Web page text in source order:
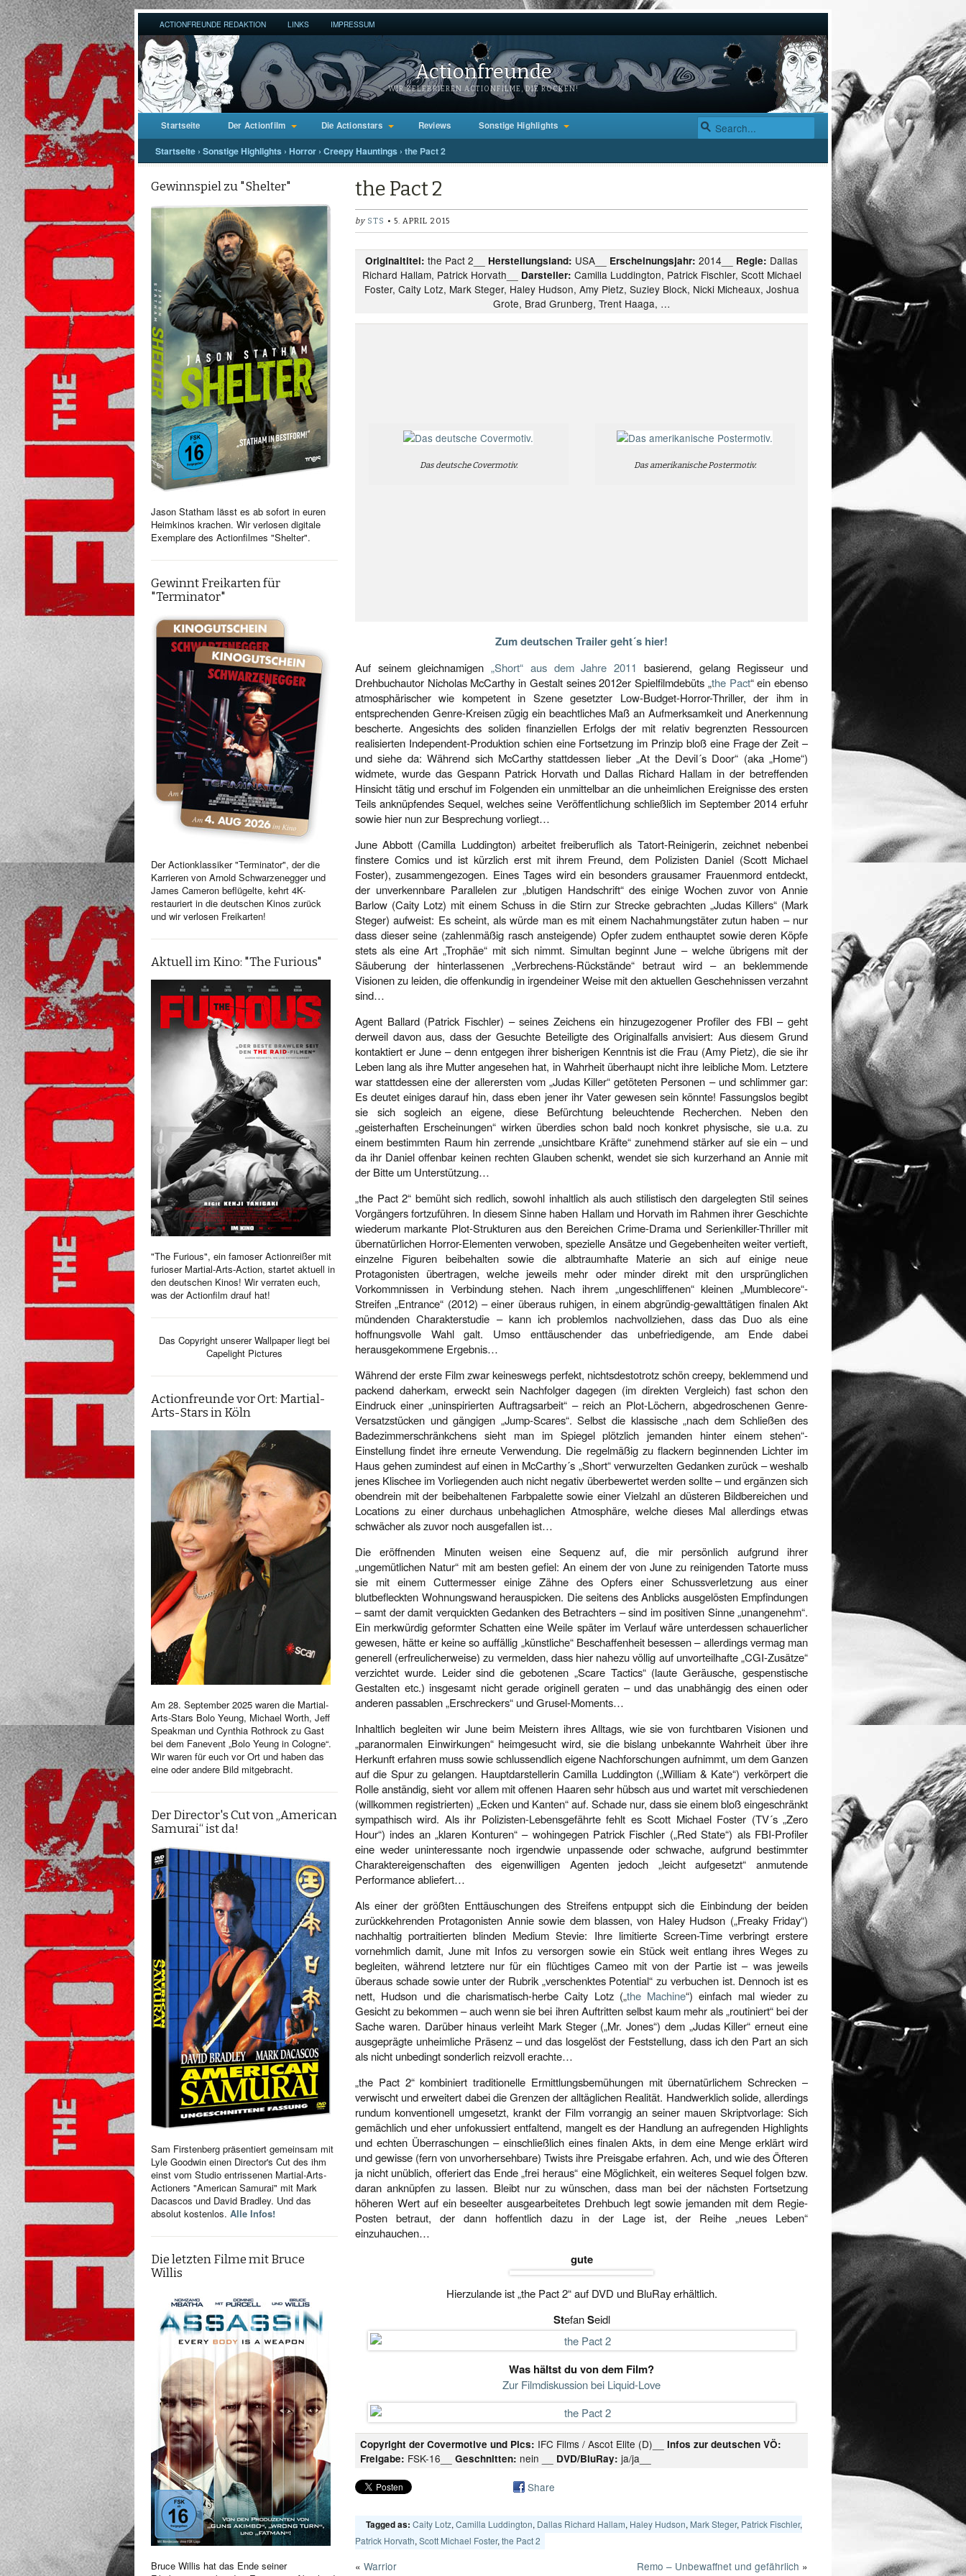
ACTIONFREUNDE REDAKTION LINKS IMPRESSUM
Actionfreunde
WIR ZELEBRIEREN ACTIONFILME, DIE ROCKEN!
Startseite Der Actionfilm Die Actionstars Reviews Sonstige Highlights
Startseite › Sonstige Highlights › Horror › Creepy Hauntings › the Pact 2
Gewinnspiel zu "Shelter"
Jason Statham lässt es ab sofort in euren
Heimkinos krachen. Wir verlosen digitale
Exemplare des Actionfilmes "Shelter".
Gewinnt Freikarten für
"Terminator"
Der Actionklassiker "Terminator", der die
Karrieren von Arnold Schwarzenegger und
James Cameron beflügelte, kehrt 4K-
restauriert in die deutschen Kinos zurück
und wir verlosen Freikarten!
Aktuell im Kino: "The Furious"
"The Furious", ein famoser Actionreißer mit
furioser Martial-Arts-Action, startet aktuell in
den deutschen Kinos! Wir verraten euch,
was der Actionfilm drauf hat!
Das Copyright unserer Wallpaper liegt bei
Capelight Pictures
Actionfreunde vor Ort: Martial-
Arts-Stars in Köln
Am 28. September 2025 waren die Martial-
Arts-Stars Bolo Yeung, Michael Worth, Jeff
Speakman und Cynthia Rothrock zu Gast
bei dem Fanevent „Bolo Yeung in Cologne“.
Wir waren für euch vor Ort und haben das
eine oder andere Bild mitgebracht.
Der Director's Cut von „American
Samurai“ ist da!
Sam Firstenberg präsentiert gemeinsam mit
Lyle Goodwin einen Director's Cut des ihm
einst vom Studio entrissenen Martial-Arts-
Actioners "American Samurai" mit Mark
Dacascos und David Bradley. Und das
absolut kostenlos. Alle Infos!
Die letzten Filme mit Bruce
Willis
Bruce Willis hat das Ende seiner
the Pact 2
by STS • 5. APRIL 2015
Originaltitel: the Pact 2__ Herstellungsland: USA__ Erscheinungsjahr: 2014__ Regie: Dallas
Richard Hallam, Patrick Horvath__
Darsteller: Camilla Luddington, Patrick Fischler, Scott Michael
Foster, Caity Lotz, Mark Steger, Haley Hudson, Amy Pietz, Suziey Block, Nicki Micheaux, Joshua
Grote, Brad Grunberg, Trent Haaga, …
Das deutsche Covermotiv. Das amerikanische Postermotiv.
Zum deutschen Trailer geht´s hier!
Auf seinem gleichnamigen„Short“ aus dem Jahre 2011 basierend, gelang Regisseur und
Drehbuchautor Nicholas McCarthy in Gestalt seines 2012er Spielfilmdebüts „the Pact“ ein ebenso
atmosphärischer wie kompetent in Szene gesetzter Low-Budget-Horror-Thriller, der ihm in
entsprechenden Genre-Kreisen zügig ein beachtliches Maß an Aufmerksamkeit und Anerkennung
bescherte. Angesichts des soliden finanziellen Erfolgs der mit relativ begrenzten Ressourcen
realisierten Independent-Produktion schien eine Fortsetzung im Prinzip bloß eine Frage der Zeit –
und siehe da: Während sich McCarthy stattdessen lieber „At the Devil´s Door“ (aka „Home“)
widmete, wurde das Gespann Patrick Horvath und Dallas Richard Hallam in der betreffenden
Hinsicht tätig und erschuf im Folgenden ein unmittelbar an die unheimlichen Ereignisse des ersten
Teils anknüpfendes Sequel, welches seine Veröffentlichung schließlich im September 2014 erfuhr
sowie hier nun zur Besprechung vorliegt…
June Abbott (Camilla Luddington) arbeitet freiberuflich als Tatort-Reinigerin, zeichnet nebenbei
finstere Comics und ist kürzlich erst mit ihrem Freund, dem Polizisten Daniel (Scott Michael
Foster), zusammengezogen. Eines Tages wird ein besonders grausamer Frauenmord entdeckt,
der unverkennbare Parallelen zur „blutigen Handschrift“ des einige Wochen zuvor von Annie
Barlow (Caity Lotz) mit einem Schuss in die Stirn zur Strecke gebrachten „Judas Killers“ (Mark
Steger) aufweist: Es scheint, als würde man es mit einem Nachahmungstäter zutun haben – nur
dass dieser seine (zahlenmäßig rasch ansteigende) Opfer zudem enthauptet sowie deren Köpfe
stets als eine Art „Trophäe“ mit sich nimmt. Simultan beginnt June – welche übrigens mit der
Säuberung der hinterlassenen „Verbrechens-Rückstände“ betraut wird – an beklemmende
Visionen zu leiden, die offenkundig in irgendeiner Weise mit den aktuellen Geschehnissen verzahnt
sind…
Agent Ballard (Patrick Fischler) – seines Zeichens ein hinzugezogener Profiler des FBI – geht
derweil davon aus, dass der Gesuchte Beteiligte des Originalfalls anvisiert: Aus diesem Grund
kontaktiert er June – denn entgegen ihrer bisherigen Kenntnis ist die Frau (Amy Pietz), die sie ihr
Leben lang als ihre Mutter angesehen hat, in Wahrheit überhaupt nicht ihre leibliche Mom. Letztere
war stattdessen eine der allerersten vom „Judas Killer“ getöteten Personen – und schlimmer gar:
Es deutet einiges darauf hin, dass eben jener ihr Vater gewesen sein könnte! Fassungslos begibt
sie sich sogleich an eigene, diese Befürchtung beleuchtende Recherchen. Neben den
„geisterhaften Erscheinungen“ wirken überdies schon bald noch konkret physische, sie u.a. zu
einem bestimmten Raum hin zerrende „unsichtbare Kräfte“ zunehmend stärker auf sie ein – und
da ihr Daniel offenbar keinen rechten Glauben schenkt, wendet sie sich kurzerhand an Annie mit
der Bitte um Unterstützung…
„the Pact 2“ bemüht sich redlich, sowohl inhaltlich als auch stilistisch den dargelegten Stil seines
Vorgängers fortzuführen. In diesem Sinne haben Hallam und Horvath im Rahmen ihrer Geschichte
wiederum markante Plot-Strukturen aus den Bereichen Crime-Drama und Serienkiller-Thriller mit
übernatürlichen Horror-Elementen verwoben, spezielle Ansätze und Gegebenheiten weiter vertieft,
einzelne Figuren beibehalten sowie die albtraumhafte Materie an sich auf einige neue
Protagonisten übertragen, welche jeweils mehr oder minder direkt mit den ursprünglichen
Vorkommnissen in Verbindung stehen. Nach ihrem „ungeschliffenen“ kleinen „Mumblecore“-
Streifen „Entrance“ (2012) – einer überaus ruhigen, in einem abgründig-gewalttätigen finalen Akt
mündenden Charakterstudie – kann ich problemlos nachvollziehen, dass das Duo als eine
hoffnungsvolle Wahl galt. Umso enttäuschender das unbefriedigende, am Ende dabei
herausgekommene Ergebnis…
Während der erste Film zwar keineswegs perfekt, nichtsdestotrotz schön creepy, beklemmend und
packend daherkam, erweckt sein Nachfolger dagegen (im direkten Vergleich) fast schon den
Eindruck einer „uninspirierten Auftragsarbeit“ – reich an Plot-Löchern, abgedroschenen Genre-
Versatzstücken und gängigen „Jump-Scares“. Selbst die klassische „nach dem Schließen des
Badezimmerschränkchens sieht man im Spiegel plötzlich jemanden hinter einem stehen“-
Einstellung findet ihre erneute Verwendung. Die regelmäßig zu flackern beginnenden Lichter im
Haus gehen zumindest auf einen in McCarthy´s „Short“ verwurzelten Gedanken zurück – weshalb
jenes Klischee im Vorliegenden auch nicht negativ überbewertet werden sollte – und ergänzen sich
obendrein mit der beibehaltenen Farbpalette sowie einer Vielzahl an düsteren Bildbereichen und
Locations zu einer durchaus unbehaglichen Atmosphäre, welche dieses Mal allerdings etwas
schwächer als zuvor noch ausgefallen ist…
Die eröffnenden Minuten weisen eine Sequenz auf, die mir persönlich aufgrund ihrer
„ungemütlichen Natur“ mit am besten gefiel: An einem der von June zu reinigenden Tatorte muss
sie mit einem Cuttermesser einige Zähne des Opfers einer Schussverletzung aus einer
blutbefleckten Wohnungswand herauspicken. Die seitens des Anblicks ausgelösten Empfindungen
– samt der damit verquickten Gedanken des Betrachters – sind im positiven Sinne „unangenehm“.
Ein merkwürdig geformter Schatten eine Weile später im Verlauf wäre unterdessen schauerlicher
gewesen, hätte er keine so auffällig „künstliche“ Beschaffenheit besessen – allerdings vermag man
generell (erfreulicherweise) zu vermelden, dass hier nahezu völlig auf unvorteilhafte „CGI-Zusätze“
verzichtet wurde. Leider sind die gebotenen „Scare Tactics“ (laute Geräusche, gespenstische
Gestalten etc.) insgesamt nicht gerade originell geraten – und das unabhängig des einen oder
anderen passablen „Erschreckers“ und Grusel-Moments…
Inhaltlich begleiten wir June beim Meistern ihres Alltags, wie sie von furchtbaren Visionen und
„paranormalen Einwirkungen“ heimgesucht wird, sie die bislang unbekannte Wahrheit über ihre
Herkunft erfahren muss sowie schlussendlich eigene Nachforschungen aufnimmt, um dem Ganzen
auf die Spur zu gelangen. Hauptdarstellerin Camilla Luddington („William & Kate“) verkörpert die
Rolle anständig, sieht vor allem mit offenen Haaren sehr hübsch aus und wartet mit verschiedenen
(willkommen registrierten) „Ecken und Kanten“ auf. Schade nur, dass sie einem bloß eingeschränkt
sympathisch wird. Als ihr Polizisten-Lebensgefährte fehlt es Scott Michael Foster (TV´s „Zero
Hour“) indes an „klaren Konturen“ – wohingegen Patrick Fischler („Red State“) als FBI-Profiler
eine weder uninteressante noch irgendwie unpassende oder schwache, aufgrund bestimmter
Charaktereigenschaften des eigenwilligen Agenten jedoch „leicht aufgesetzt“ anmutende
Performance abliefert…
Als einer der größten Enttäuschungen des Streifens entpuppt sich die Einbindung der beiden
zurückkehrenden Protagonisten Annie sowie dem blassen, von Haley Hudson („Freaky Friday“)
nachhaltig portraitierten blinden Medium Stevie: Ihre limitierte Screen-Time verbringt erstere
vornehmlich damit, June mit Infos zu versorgen sowie ein Stück weit entlang ihres Weges zu
begleiten, während letztere nur für ein flüchtiges Cameo mit von der Partie ist – was jeweils
überaus schade sowie unter der Rubrik „verschenktes Potential“ zu verbuchen ist. Dennoch ist es
nett, Hudson und die charismatisch-herbe Caity Lotz („the Machine“) einfach mal wieder zu
Gesicht zu bekommen – auch wenn sie bei ihren Auftritten selbst kaum mehr als „routiniert“ bei der
Sache waren. Darüber hinaus verleiht Mark Steger („Mr. Jones“) dem „Judas Killer“ erneut eine
ausgeprägte unheimliche Präsenz – und das losgelöst der Feststellung, dass ich den Part an sich
als nicht unbedingt sonderlich reizvoll erachte…
„the Pact 2“ kombiniert traditionelle Ermittlungsbemühungen mit übernatürlichem Schrecken –
verwischt und erweitert dabei die Grenzen der alltäglichen Realität. Handwerklich solide, allerdings
rundum konventionell umgesetzt, krankt der Film vorrangig an seiner mauen Skriptvorlage: Sich
gemächlich und eher unfokussiert entfaltend, mangelt es der Handlung an aufregenden Highlights
und echten Überraschungen – einschließlich eines finalen Akts, in dem eine Menge erklärt wird
und gewisse (fern von unvorhersehbare) Twists ihre Preisgabe erfahren. Ach, und wie des Öfteren
ja nicht unüblich, offeriert das Ende „frei heraus“ eine Möglichkeit, ein weiteres Sequel folgen bzw.
daran anknüpfen zu lassen. Bleibt nur zu wünschen, dass man bei der nächsten Fortsetzung
höheren Wert auf ein beseelter ausgearbeitetes Drehbuch legt sowie jemanden mit dem Regie-
Posten betraut, der dann hoffentlich dazu in der Lage ist, der Reihe „neues Leben“
einzuhauchen…
gute
Hierzulande ist „the Pact 2“ auf DVD und BluRay erhältlich.
StefanSeidl
Was hältst du von dem Film?
Zur Filmdiskussion bei Liquid-Love
Copyright der Covermotive und Pics: IFC Films / Ascot Elite (D)__ Infos zur deutschen VÖ:
Freigabe: FSK-16__ Geschnitten: nein __ DVD/BluRay: ja/ja__
Share
Tagged as: Caity Lotz, Camilla Luddington, Dallas Richard Hallam, Haley Hudson, Mark Steger, Patrick Fischler,
Patrick Horvath, Scott Michael Foster, the Pact 2
« Warrior Remo – Unbewaffnet und gefährlich »